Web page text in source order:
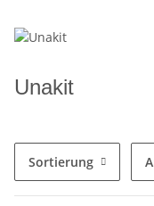
Unakit
Sortierung